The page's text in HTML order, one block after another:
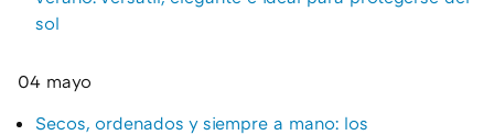
sol
04 mayo
Secos, ordenados y siempre a mano: los